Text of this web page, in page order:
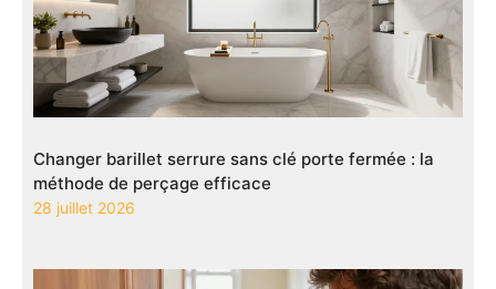
Changer barillet serrure sans clé porte fermée : la
méthode de perçage efficace
28 juillet 2026